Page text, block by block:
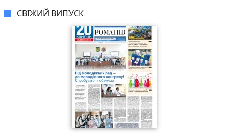
СВІЖИЙ ВИПУСК